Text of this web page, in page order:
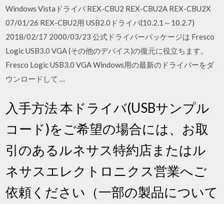
Windows Vistaドライバ REX-CBU2 REX-CBU2A REX-CBU2X
07/01/26 REX-CBU2用 USB2.0ドライバ(10.2.1～10.2.7)
2018/02/17 2000/03/23 公式ドライバーパッケージは Fresco
Logic USB3.0 VGA (その他のデバイス)の復元に役立ちます。
Fresco Logic USB3.0 VGA Windows用の最新のドライバーをダ
ウンロードして …
入手方法 本ドライバ(USBサンプル
コード)をご希望の場合には、お取
引のあるルネサス特約店またはル
ネサスエレクトロニクス営業へご
依頼ください（一部の製品について